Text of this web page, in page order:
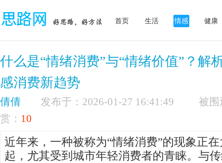
首页 生活 情感 健康
什么是“情绪消费”与“情绪价值”？解
感消费新趋势
倩倩 发布于：2026-01-27 16:41:49
赏： 10
近年来，一种被称为“情绪消费”的现象正
起，尤其受到城市年轻消费者的青睐。与